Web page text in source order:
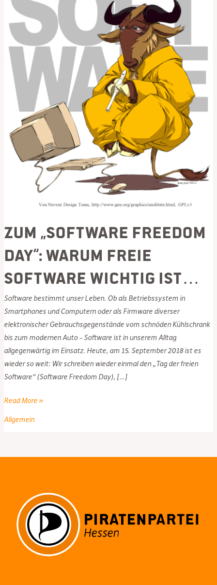
Zum „Software Freedom
Day“: Warum freie
Software wichtig ist…
Software bestimmt unser Leben. Ob als Betriebssystem in
Smartphones und Computern oder als Firmware diverser
elektronischer Gebrauchsgegenstände vom schnöden Kühlschrank
bis zum modernen Auto – Software ist in unserem Alltag
allgegenwärtig im Einsatz. Heute, am 15. September 2018 ist es
wieder so weit: Wir schreiben wieder einmal den „Tag der freien
Software“ (Software Freedom Day), […]
Zum
Freedom
Read More »
Allgemein